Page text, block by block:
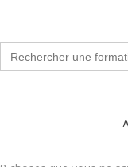
Search
for: